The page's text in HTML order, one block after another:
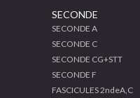
SECONDE
SECONDE A
SECONDE C
SECONDE CG+STT
SECONDE F
FASCICULES 2ndeA,C